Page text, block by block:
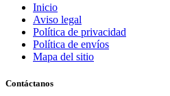
Inicio
Aviso legal
Política de privacidad
Política de envíos
Mapa del sitio
Contáctanos